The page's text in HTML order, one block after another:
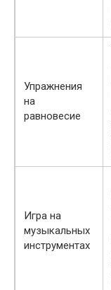
Упражнения
на
равновесие
Игра на
музыкальных
инструментах